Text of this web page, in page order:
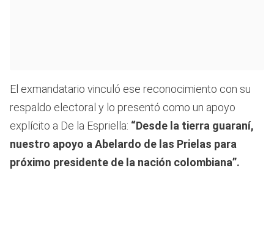
El exmandatario vinculó ese reconocimiento con su
respaldo electoral y lo presentó como un apoyo
explícito a De la Espriella: “Desde la tierra guaraní,
nuestro apoyo a Abelardo de las Prielas para
próximo presidente de la nación colombiana”.